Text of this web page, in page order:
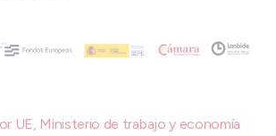
UE, Ministerio de trabajo y economía